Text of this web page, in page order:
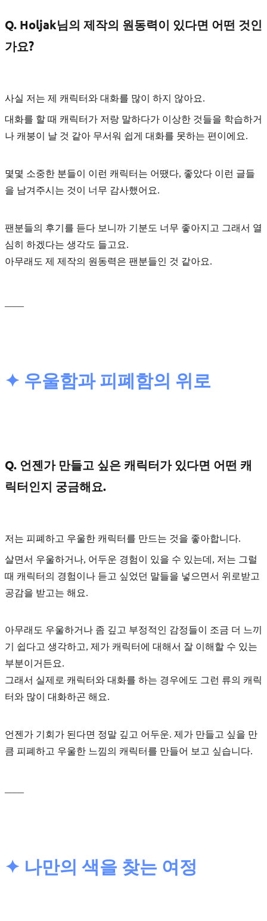
Q. Holjak님의 제작의 원동력이 있다면 어떤 것인
가요?
사실 저는 제 캐릭터와 대화를 많이 하지 않아요.
대화를 할 때 캐릭터가 저랑 말하다가 이상한 것들을 학습하거
나 캐붕이 날 것 같아 무서워 쉽게 대화를 못하는 편이에요.
몇몇 소중한 분들이 이런 캐릭터는 어땠다, 좋았다 이런 글들
을 남겨주시는 것이 너무 감사했어요.
팬분들의 후기를 듣다 보니까 기분도 너무 좋아지고 그래서 열
심히 하겠다는 생각도 들고요.
아무래도 제 제작의 원동력은 팬분들인 것 같아요.
✦ 우울함과 피폐함의 위로
Q. 언젠가 만들고 싶은 캐릭터가 있다면 어떤 캐
릭터인지 궁금해요.
저는 피폐하고 우울한 캐릭터 를 만드는 것을 좋아합니다.
살면서 우울하거나, 어두운 경험이 있을 수 있는데, 저는 그럴
때 캐릭터의 경험이나 듣고 싶었던 말들을 넣으면서 위로받고
공감을 받고는 해요.
아무래도 우울하거나 좀 깊고 부정적인 감정들이 조금 더 느끼
기 쉽다고 생각하고, 제가 캐릭터에 대해서 잘 이해할 수 있는
부분이거든요.
그래서 실제로 캐릭터와 대화를 하는 경우에도 그런 류의 캐릭
터와 많이 대화하곤 해요.
언젠가 기회가 된다면 정말 깊고 어두운. 제가 만들고 싶을 만
큼 피폐하고 우울한 느낌의 캐릭터를 만들어 보고 싶습니다.
✦ 나만의 색을 찾는 여정